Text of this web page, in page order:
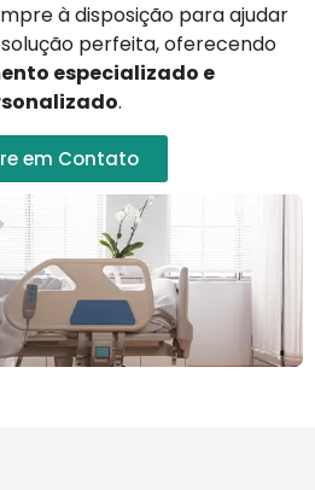
à disposição para ajudar
perfeita, oferecendo
especializado e
.
em Contato